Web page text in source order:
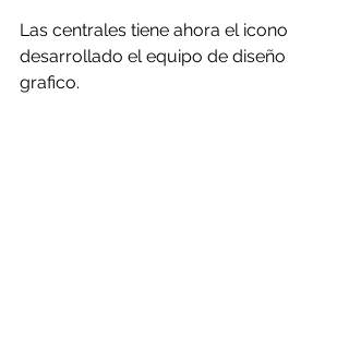
Las centrales tiene ahora el icono
desarrollado el equipo de diseño
grafico.